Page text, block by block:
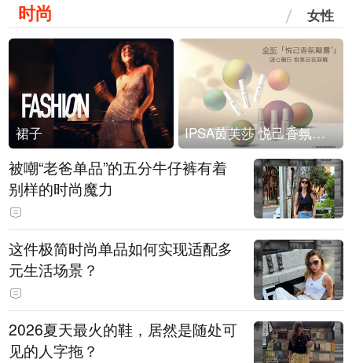
时尚 女性
裙子 IPSA茵芙莎 悦己香氛凝露上市
被嘲“老爸单品”的五分牛仔裤有着
别样的时尚魔力
这件极简时尚单品如何实现适配多
元生活场景？
2026夏天最火的鞋，居然是随处可
见的人字拖？